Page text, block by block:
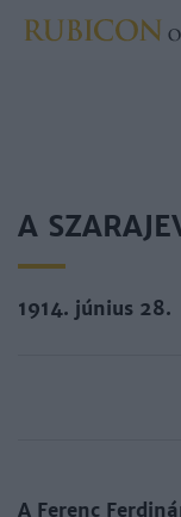
A
1914. június 28.
A Fe­renc